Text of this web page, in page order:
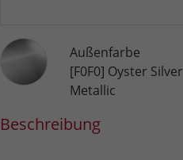
Außenfarbe
[F0F0] Oyster Silver
Metallic
Beschreibung